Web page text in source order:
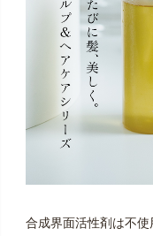
合成界面活性剤は不